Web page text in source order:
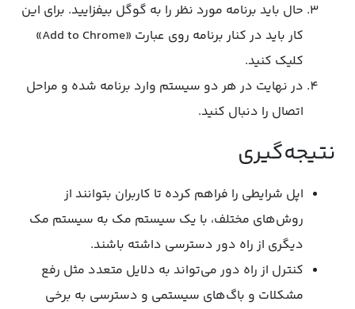
حال باید برنامه مورد نظر را به گوگل بیفزایید. برای این
کار باید در کنار برنامه روی عبارت «Add to Chrome»
کلیک کنید.
در نهایت در هر دو سیستم وارد برنامه شده و مراحل
اتصال را دنبال کنید.
نتیجه‌گیری
اپل شرایطی را فراهم کرده تا کاربران بتوانند از
روش‌های مختلف، با یک سیستم مک به سیستم مک
دیگری از راه دور دسترسی داشته باشند.
کنترل از راه دور می‌تواند به دلایل متعدد مثل رفع
مشکلات و باگ‌های سیستمی و دسترسی به برخی